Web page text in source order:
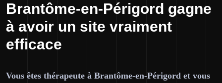
Brantôme-en-Périgord gagne
à avoir un site vraiment
efficace
Vous êtes thérapeute à Brantôme-en-Périgord et vous